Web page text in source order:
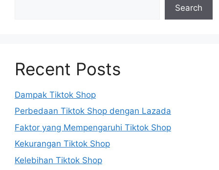
Search
Recent Posts
Dampak Tiktok Shop
Perbedaan Tiktok Shop dengan Lazada
Faktor yang Mempengaruhi Tiktok Shop
Kekurangan Tiktok Shop
Kelebihan Tiktok Shop